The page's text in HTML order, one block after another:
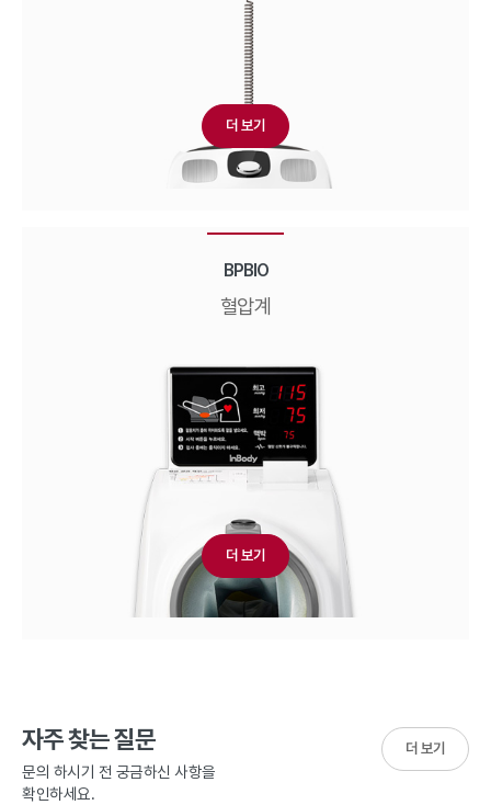
더 보기
BPBIO
혈압계
더 보기
자주 찾는 질문
문의 하시기 전 궁금하신 사항을
확인하세요.
더 보기